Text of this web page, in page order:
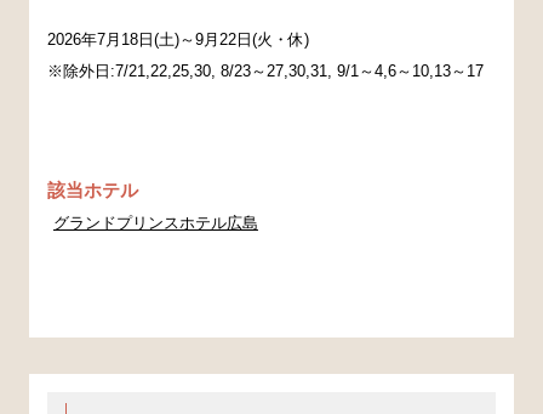
2026年7月18日(土)～9月22日(火・休)
※除外日:7/21,22,25,30, 8/23～27,30,31, 9/1～4,6～10,13～17
該当ホテル
グランドプリンスホテル広島